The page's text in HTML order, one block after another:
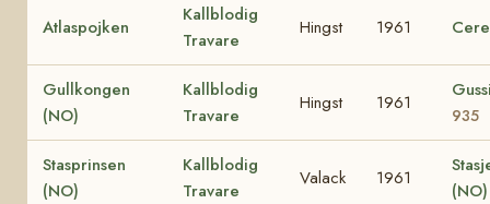
Atlaspojken
Kallblodig
Travare
Hingst 1961
Gullkongen
(NO)
Kallblodig
Travare
Hingst 1961
935
Stasprinsen
(NO)
Kallblodig
Travare
Valack 1961
(NO)